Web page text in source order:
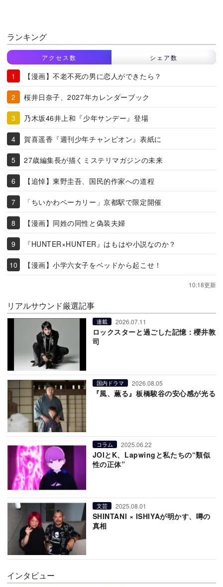
ランキング
アクセス数 シェア数
【漫画】不老不死の男に恋人ができたら？
桜井日奈子、2027年カレンダーブック
乃木坂46井上和『少年サンデー』登場
賀喜遥香『週刊少年チャンピオン』表紙に
27歳編集長が描くミステリマガジンの未来
【追悼】東野圭吾、国民的作家への道程
「ちいかわベーカリー」京都駅で限定開催
【漫画】同姓の同性と偽装夫婦
『HUNTER×HUNTER』はもはや小説なのか？
【漫画】小学六女子をベッドから起こせ！
10:18更新
リアルサウンド厳選記事
連載 2026.07.11
ロックスターと過ごした記憶：櫻井敦
司
国内ドラマ 2026.08.05
『風、薫る』板橋駿谷の安心感が光る
コラム 2025.06.22
JOIとK、Lapwingと私たちの“類似
性の正体”
文芸 2025.08.01
SHINTANI × ISHIYAが明かす、噂の
真相
インタビュー